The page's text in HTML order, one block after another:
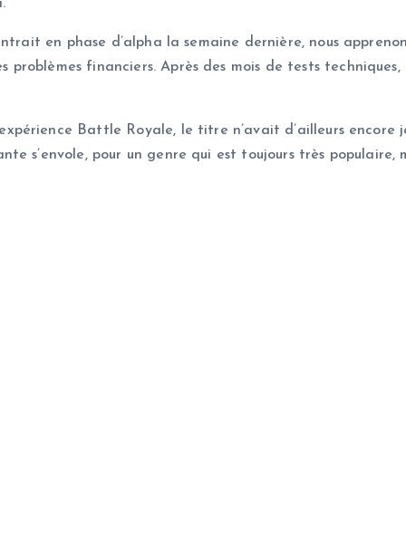
en phase d’alpha la semaine dernière, nous
financiers. Après des mois de tests techniques,
Battle Royale, le titre n’avait d’ailleurs encore
s’envole, pour un genre qui est toujours très